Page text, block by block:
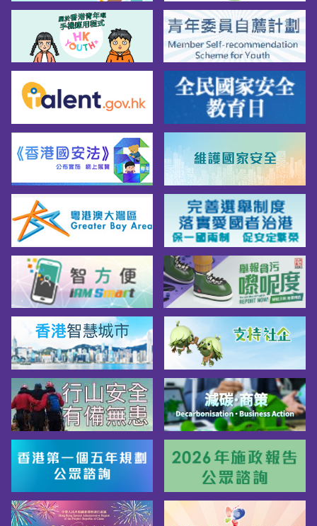
傳譯測試及面試小貼士*
*摘自公務員事務局Facebook 專頁
薪酬待遇1. 起薪點︰總薪級表第14點，即每月
港幣$32,430元2. 例假︰每年18天例假3. 附帶
福利：醫療及牙科福利；房屋福利
詳情請瀏覽公務員事務局網站。